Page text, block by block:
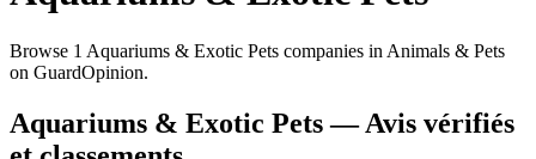
Browse 1 Aquariums & Exotic Pets companies in Animals & Pets
on GuardOpinion.
Aquariums & Exotic Pets — Avis vérifiés